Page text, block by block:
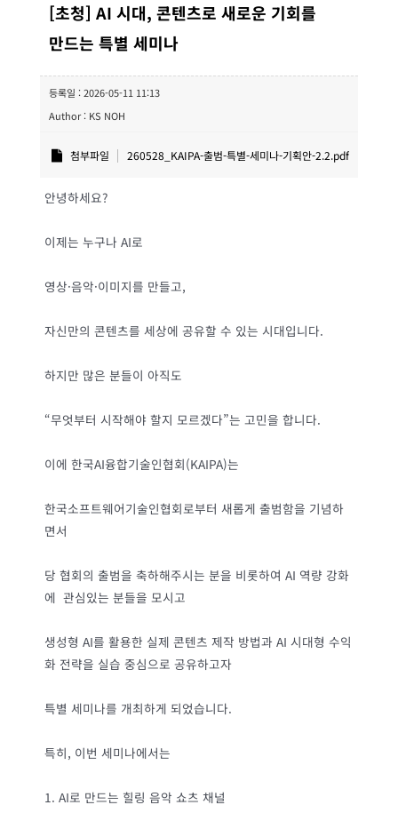
[초청] AI 시대, 콘텐츠로 새로운 기회를
만드는 특별 세미나
등록일 : 2026-05-11 11:13
Author : KS NOH
첨부파일 260528_KAIPA-출범-특별-세미나-기획안-2.2.pdf
안녕하세요?
이제는 누구나 AI로
영상·음악·이미지를 만들고,
자신만의 콘텐츠를 세상에 공유할 수 있는 시대입니다.
하지만 많은 분들이 아직도
“무엇부터 시작해야 할지 모르겠다”는 고민을 합니다.
이에 한국AI융합기술인협회(KAIPA)는
한국소프트웨어기술인협회로부터 새롭게 출범함을 기념하
면서
당 협회의 출범을 축하해주시는 분을 비롯하여 AI 역량 강화
에 관심있는 분들을 모시고
생성형 AI를 활용한 실제 콘텐츠 제작 방법과 AI 시대형 수익
화 전략을 실습 중심으로 공유하고자
특별 세미나를 개최하게 되었습니다.
특히, 이번 세미나에서는
1. AI로 만드는 힐링 음악 쇼츠 채널